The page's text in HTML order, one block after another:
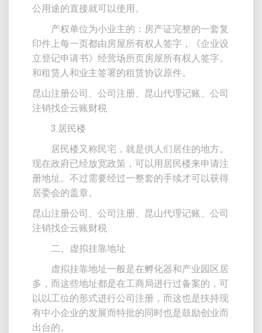
公用途的直接就可以使用。
产权单位为小业主的：房产证完整的一套复
印件上每一页都由房屋所有权人签字，《企业设
立登记申请书》经营场所页房屋所有权人签字。
和租赁人和业主签署的租赁协议原件。
昆山注册公司、公司注册、昆山代理记账、公司
注销找企云账财税
3.居民楼
居民楼又称民宅，就是供人们居住的地方。
现在政府已经放宽政策，可以用居民楼来申请注
册地址。不过需要经过一整套的手续才可以获得
居委会的盖章。
昆山注册公司、公司注册、昆山代理记账、公司
注销找企云账财税
二、虚拟挂靠地址
虚拟挂靠地址一般是在孵化器和产业园区居
多，而这些地址都是在工商局进行过备案的，可
以以工位的形式进行公司注册，而这也是扶持现
有中小企业的发展而特批的同时也是鼓励创业而
出台的。